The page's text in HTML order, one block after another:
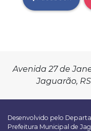
Avenida 27 de
Jaguarão, RS
Desenvolvido pelo
Prefeitura Municipal de